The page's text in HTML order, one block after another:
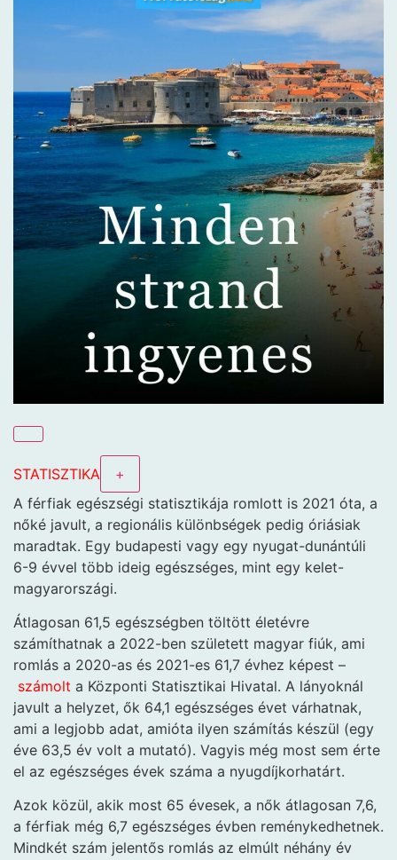
STATISZTIKA
+
A férfiak egészségi statisztikája romlott is 2021 óta, a
nőké javult, a regionális különbségek pedig óriásiak
maradtak. Egy budapesti vagy egy nyugat-dunántúli
6-9 évvel több ideig egészséges, mint egy kelet-
magyarországi.
Átlagosan 61,5 egészségben töltött életévre
számíthatnak a 2022-ben született magyar fiúk, ami
romlás a 2020-as és 2021-es 61,7 évhez képest –
számolt a Központi Statisztikai Hivatal. A lányoknál
javult a helyzet, ők 64,1 egészséges évet várhatnak,
ami a legjobb adat, amióta ilyen számítás készül (egy
éve 63,5 év volt a mutató). Vagyis még most sem érte
el az egészséges évek száma a nyugdíjkorhatárt.
Azok közül, akik most 65 évesek, a nők átlagosan 7,6,
a férfiak még 6,7 egészséges évben reménykedhetnek.
Mindkét szám jelentős romlás az elmúlt néhány év